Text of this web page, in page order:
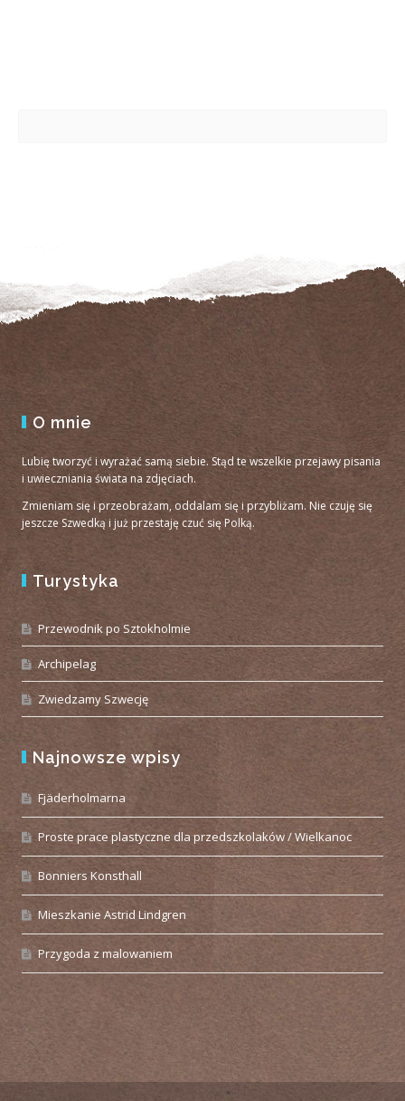
O mnie
Lubię tworzyć i wyrażać samą siebie. Stąd te wszelkie przejawy pisania
i uwieczniania świata na zdjęciach.
Zmieniam się i przeobrażam, oddalam się i przybliżam. Nie czuję się
jeszcze Szwedką i już przestaję czuć się Polką.
Turystyka
Przewodnik po Sztokholmie
Archipelag
Zwiedzamy Szwecję
Najnowsze wpisy
Fjäderholmarna
Proste prace plastyczne dla przedszkolaków / Wielkanoc
Bonniers Konsthall
Mieszkanie Astrid Lindgren
Przygoda z malowaniem